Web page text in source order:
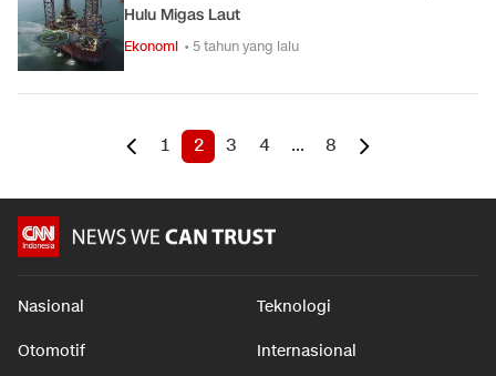
Hulu Migas Laut
Ekonomi • 5 tahun yang lalu
1 2 3 4 ... 8
Nasional Teknologi
Otomotif Internasional